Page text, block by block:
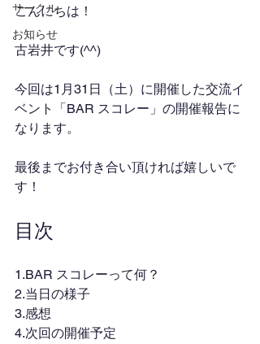
サークル
お知らせ
こんにちは！
古岩井です(^^)
今回は1月31日（土）に開催した交流イ
ベント「BAR スコレー」の開催報告に
なります。
最後までお付き合い頂ければ嬉しいで
す！
目次
1.BAR スコレーって何？
2.当日の様子
3.感想
4.次回の開催予定